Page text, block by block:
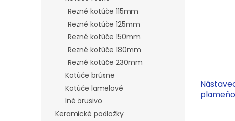
Rezné kotúče 115mm
Rezné kotúče 125mm
Rezné kotúče 150mm
Rezné kotúče 180mm
Rezné kotúče 230mm
Kotúče brúsne
Kotúče lamelové
Iné brusivo
Keramické podložky